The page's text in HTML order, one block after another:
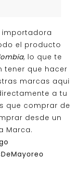
importadora
el producto
, lo que te
tener que hacer
marcas aqui
a tu
que comprar de
desde un
Marca.